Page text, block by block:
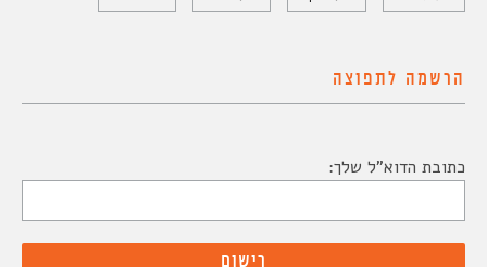
הרשמה לתפוצה
כתובת הדוא"ל שלך: